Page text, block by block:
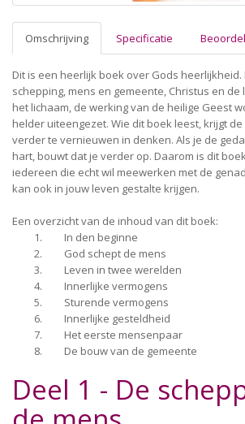
Omschrijving Specificatie
Dit is een heerlijk boek over Gods
schepping, mens en gemeente, Christus en
het lichaam, de werking van de heilige Geest
helder uiteengezet. Wie dit boek leest, krijgt
verder te vernieuwen in denken. Als je de
hart, bouwt dat je verder op. Daarom is dit
iedereen die echt wil meewerken met de
kan ook in jouw leven gestalte krijgen.
Een overzicht van de inhoud van dit boek:
In den beginne
God schept de mens
Leven in twee werelden
Innerlijke vermogens
Sturende vermogens
Innerlijke gesteldheid
Het eerste mensenpaar
De bouw van de gemeente
Deel 1 - De